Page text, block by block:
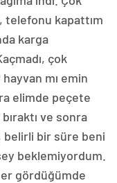
telefonu kapattım
karga
çok
mı emin
elimde peçete
ve sonra
belirli bir süre beni
beklemiyordum.
gördüğümde